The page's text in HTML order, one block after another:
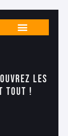
les
tout !